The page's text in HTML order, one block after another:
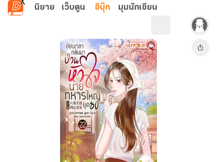
ข้ามไปยังเนื้อหาหลัก
นิยาย เว็บตูน อีบุ๊ก มุมนักเขียน